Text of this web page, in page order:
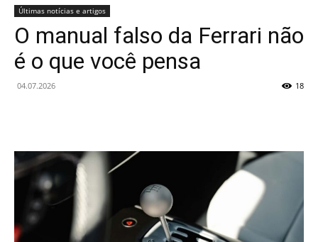
Últimas notícias e artigos
O manual falso da Ferrari não
é o que você pensa
04.07.2026 18